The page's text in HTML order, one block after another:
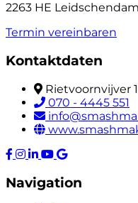
2263 HE Leidschendam
Termin vereinbaren
Kontaktdaten
Rietvoornvijver
070 - 4445 551
Navigation